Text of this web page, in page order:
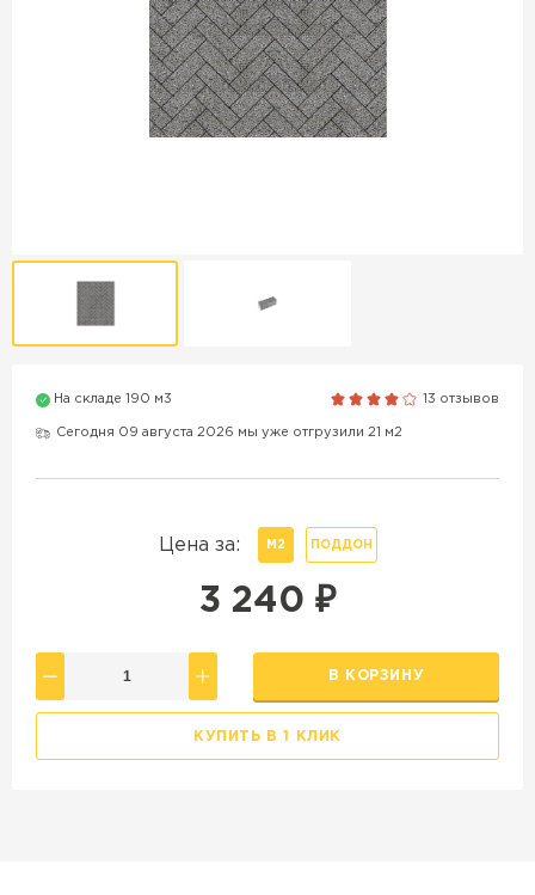
На складе 190 м3 13 отзывов
Сегодня 09 августа 2026 мы уже отгрузили 21 м2
Цена за: М2 ПОДДОН
3 240 ₽
В КОРЗИНУ
КУПИТЬ В 1 КЛИК
Продажа бордюров в
Краснодаре
ПЕРЕЙТИ
ПОКАЗАТЬ БОЛЬШЕ
ВСЕ ПРОИЗВОДИТЕЛИ